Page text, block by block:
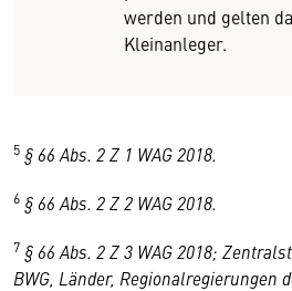
werden und gelten
Kleinanleger.
5 § 66 Abs. 2 Z 1 WAG 2018.
6 § 66 Abs. 2 Z 2 WAG 2018.
7 § 66 Abs. 2 Z 3 WAG 2018;
BWG, Länder, Regionalregierungen